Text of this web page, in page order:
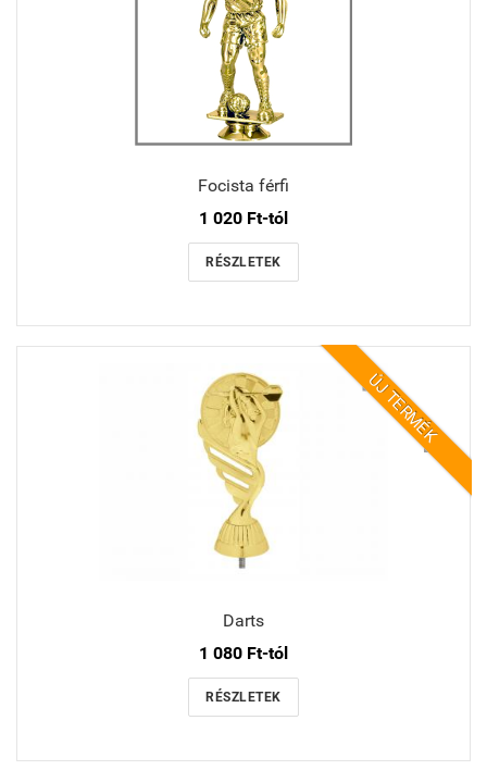
Focista férfi
1 020 Ft-tól
RÉSZLETEK
ÚJ TERMÉK
Darts
1 080 Ft-tól
RÉSZLETEK